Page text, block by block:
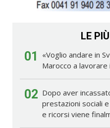
LE
01
«Voglio andare in
Marocco a lavorare
02 Dopo aver
prestazioni sociali
e ricorsi viene